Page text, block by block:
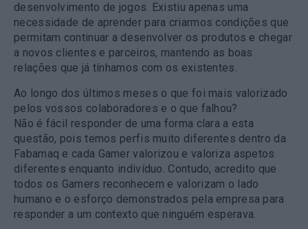
desenvolvimento de jogos. Existiu apenas uma
necessidade de aprender para criarmos condições que
permitam continuar a desenvolver os produtos e chegar
a novos clientes e parceiros, mantendo as boas
relações que já tínhamos com os existentes.
Ao longo dos últimos meses o que foi mais valorizado
pelos vossos colaboradores e o que falhou?
Não é fácil responder de uma forma clara a esta
questão, pois temos perfis muito diferentes dentro da
Fabamaq e cada Gamer valorizou e valoriza aspetos
diferentes enquanto indivíduo. Contudo, acredito que
todos os Gamers reconhecem e valorizam o lado
humano e o esforço demonstrados pela empresa para
responder a um contexto que ninguém esperava.